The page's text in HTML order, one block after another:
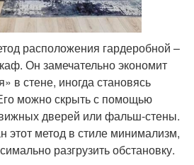
расположения гардеробной –
Он замечательно экономит
в стене, иногда становясь
можно скрыть с помощью
дверей или фальш-стены.
этот метод в стиле минимализм,
разгрузить обстановку.